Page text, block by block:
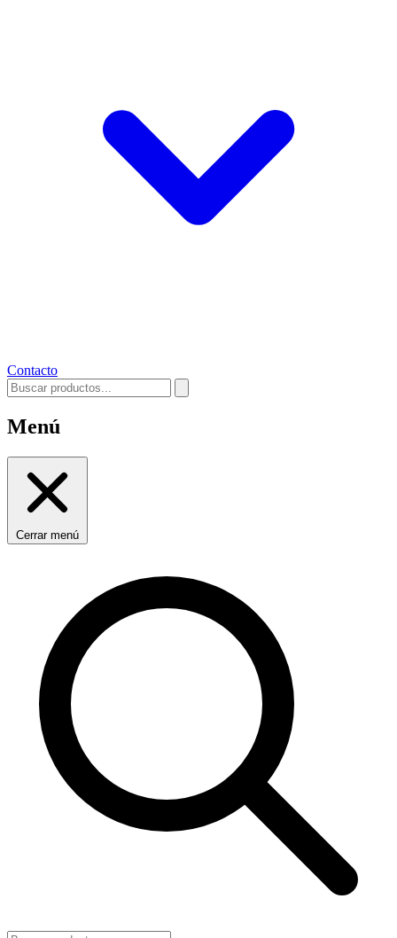
Contacto
Menú
Cerrar menú